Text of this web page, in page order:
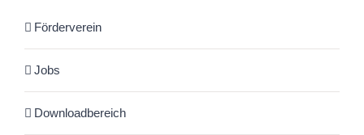
Förderverein
Jobs
Downloadbereich